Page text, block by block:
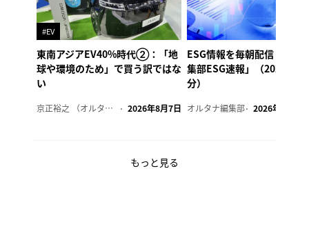
#EV
東南アジアEV40%時代②：「地
球や環境のため」で買う訳ではな
い
京正裕之 （オルタナ副編集長） 2026年8月7日
ESG情報を毎朝配信「オル
集部ESG速報」（2026年8
分）
オルタナ編集部 2026年8月7日
もっと見る